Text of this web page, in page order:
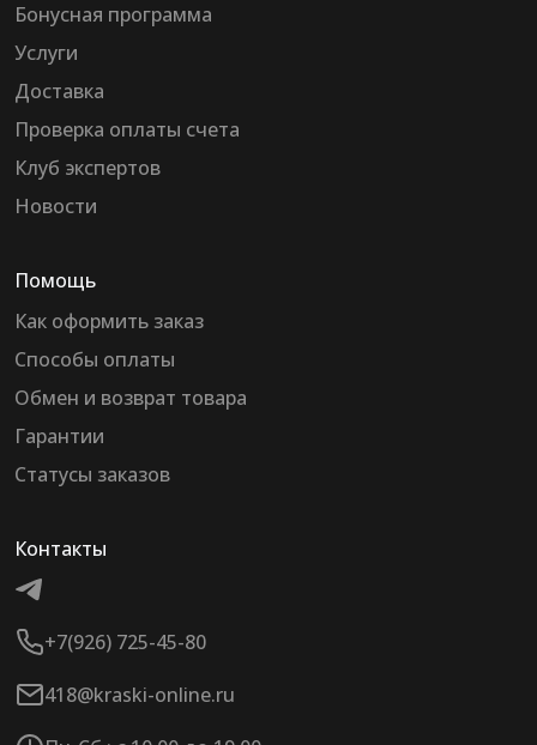
Бонусная программа
Услуги
Доставка
Проверка оплаты счета
Клуб экспертов
Новости
Помощь
Как оформить заказ
Способы оплаты
Обмен и возврат товара
Гарантии
Статусы заказов
Контакты
+7(926) 725-45-80
418@kraski-online.ru